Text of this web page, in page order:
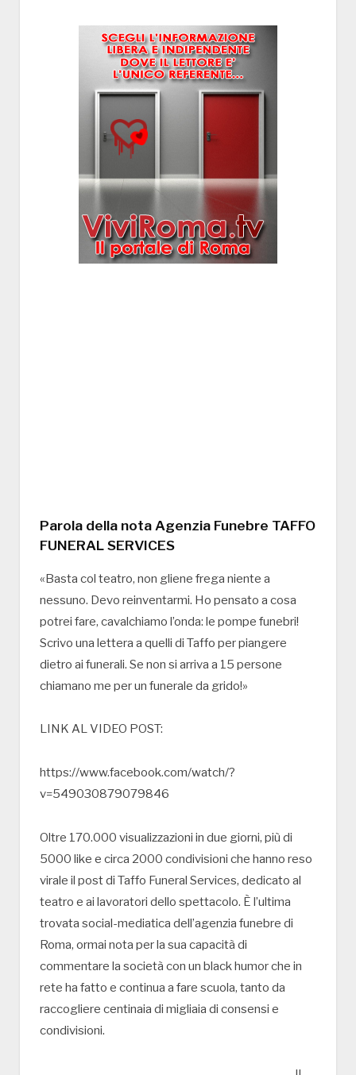
Parola della nota Agenzia Funebre TAFFO
FUNERAL SERVICES
«Basta col teatro, non gliene frega niente a
nessuno. Devo reinventarmi. Ho pensato a cosa
potrei fare, cavalchiamo l’onda: le pompe funebri!
Scrivo una lettera a quelli di Taffo per piangere
dietro ai funerali. Se non si arriva a 15 persone
chiamano me per un funerale da grido!»
LINK AL VIDEO POST:
https://www.facebook.com/watch/?
v=549030879079846
Oltre 170.000 visualizzazioni in due giorni, più di
5000 like e circa 2000 condivisioni che hanno reso
virale il post di Taffo Funeral Services, dedicato al
teatro e ai lavoratori dello spettacolo. È l’ultima
trovata social-mediatica dell’agenzia funebre di
Roma, ormai nota per la sua capacità di
commentare la società con un black humor che in
rete ha fatto e continua a fare scuola, tanto da
raccogliere centinaia di migliaia di consensi e
condivisioni.